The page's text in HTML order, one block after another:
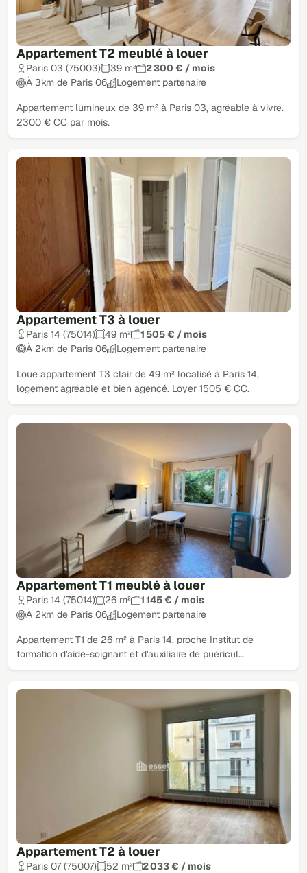
Appartement T2 meublé à louer
Paris 03 (75003) 39 m²
2 300 € / mois
À 3km de Paris 06
Logement partenaire
Appartement lumineux de 39 m² à Paris 03, agréable à vivre.
2300 € CC par mois.
Appartement T3 à louer
Paris 14 (75014) 49 m²
1 505 € / mois
À 2km de Paris 06
Logement partenaire
Loue appartement T3 clair de 49 m² localisé à Paris 14,
logement agréable et bien agencé. Loyer 1505 € CC.
Appartement T1 meublé à louer
Paris 14 (75014) 26 m²
1 145 € / mois
À 2km de Paris 06
Logement partenaire
Appartement T1 de 26 m² à Paris 14, proche Institut de
formation d'aide-soignant et d'auxiliaire de puéricul…
Appartement T2 à louer
Paris 07 (75007) 52 m²
2 033 € / mois